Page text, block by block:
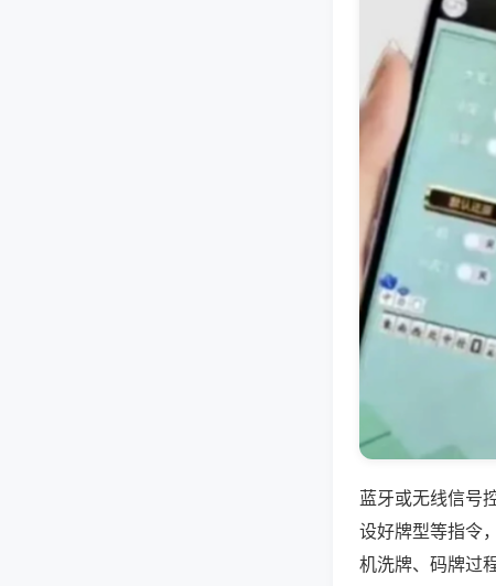
蓝牙或无线信号
设好牌型等指令
机洗牌、码牌过